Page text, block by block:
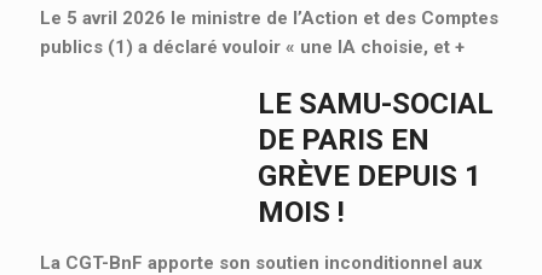
Le 5 avril 2026 le ministre de l’Action et des Comptes
publics (1) a déclaré vouloir « une IA choisie, et +
LE SAMU-SOCIAL
DE PARIS EN
GRÈVE DEPUIS 1
MOIS !
La CGT-BnF apporte son soutien inconditionnel aux